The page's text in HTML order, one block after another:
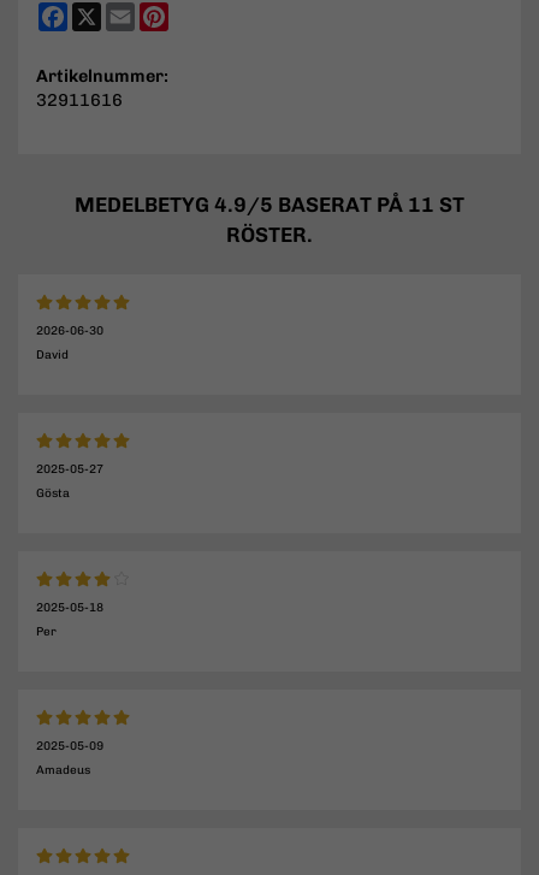
Facebook
X Email
Artikelnummer:
32911616
MEDELBETYG 4.9/5 BASERAT PÅ 11 ST
RÖSTER.
2026-06-30
David
2025-05-27
Gösta
2025-05-18
Per
2025-05-09
Amadeus